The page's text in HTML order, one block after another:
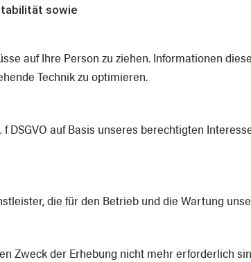
sowie
auf Ihre Person zu ziehen. Informationen
Technik zu optimieren.
DSGVO auf Basis unseres berechtigten
die für den Betrieb und die Wartung
Zweck der Erhebung nicht mehr erforderlich